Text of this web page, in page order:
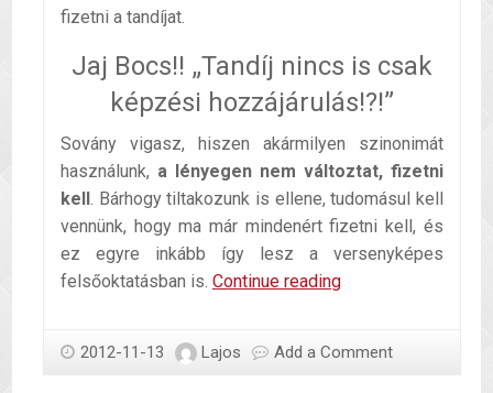
fizetni a tandíjat.
Jaj Bocs!! „Tandíj nincs is csak
képzési hozzájárulás!?!”
Sovány vigasz, hiszen akármilyen szinonimát
használunk, a lényegen nem változtat, fizetni
kell . Bárhogy tiltakozunk is ellene, tudomásul kell
vennünk, hogy ma már mindenért fizetni kell, és
ez egyre inkább így lesz a versenyképes
felsőoktatásban is. Continue readingTandíj
2012-11-13 Lajos Add a Comment